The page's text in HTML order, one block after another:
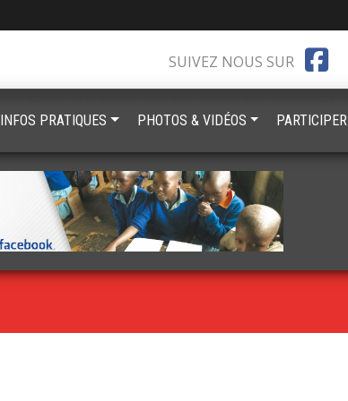
SUIVEZ NOUS SUR
INFOS PRATIQUES PHOTOS & VIDÉOS PARTICIPER